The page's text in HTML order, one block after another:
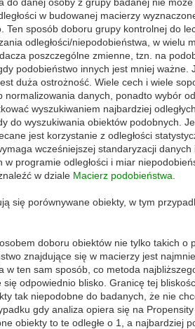
w budowanej macierzy
sposób doboru grupy kontrolnej do
odległości/niepodobieństwa, w wielu
poszczególne zmienne, tzn. na
podobieństwo innych jest mniej ważne.
duża ostrożność. Wiele cech i wiele
danych, ponadto wybór
wyszukiwaniem najbardziej
do wyszukiwania obiektów podobnych.
jest korzystanie z odległości
wcześniejszej standaryzacji danych
programie odległości i miar
w dziale Macierz podobieństwa
się porównywane obiekty, w tym
doboru obiektów nie tylko takich o
znajdujące się w macierzy jest
w ten sam sposób, co metoda
odpowiednio blisko. Granicę tej
tak niepodobne do badanych, że nie
gdy analiza opiera się na
obiekty to te odległe o 1, a najbardziej